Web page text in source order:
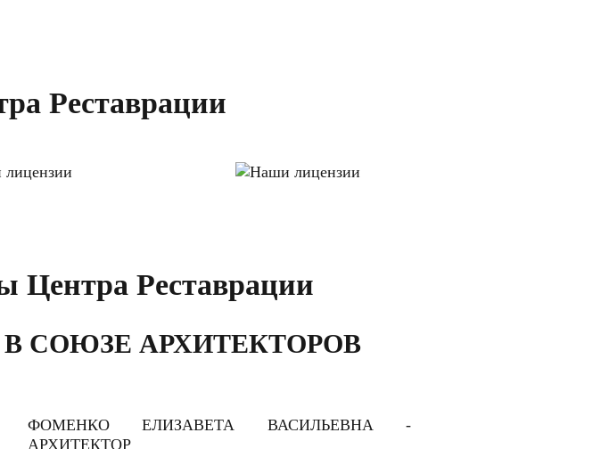
Реставрации
Центра Реставрации
СОЮЗЕ АРХИТЕКТОРОВ
ФОМЕНКО ЕЛИЗАВЕТА ВАСИЛЬЕВНА -
АРХИТЕКТОР